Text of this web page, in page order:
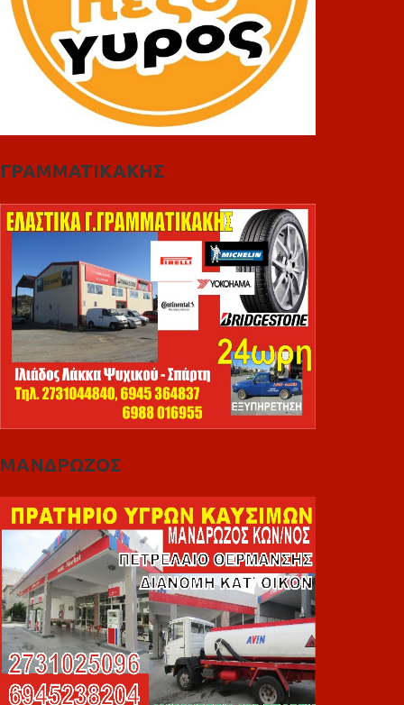
ΓΡΑΜΜΑΤΙΚΑΚΗΣ
ΜΑΝΔΡΩΖΟΣ